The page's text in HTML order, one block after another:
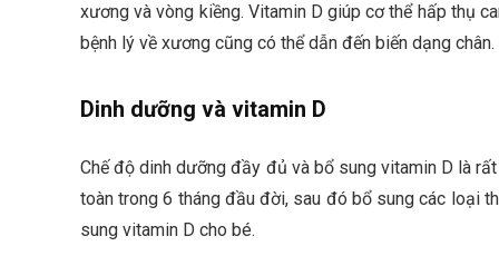
xương và vòng kiềng. Vitamin D giúp cơ thể hấp thụ
bệnh lý về xương cũng có thể dẫn đến biến dạng chân.
Dinh dưỡng và vitamin D
Chế độ dinh dưỡng đầy đủ và bổ sung vitamin D là
toàn trong 6 tháng đầu đời, sau đó bổ sung các loại
sung vitamin D cho bé.